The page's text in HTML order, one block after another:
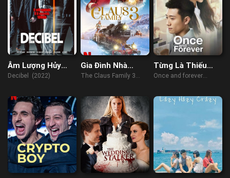
Âm Lượng Hủy
Diệt
Decibel (2022)
Gia Đình Nhà
Claus 3
The Claus Family 3
Từng Là Thiếu
Niên
Once and forever